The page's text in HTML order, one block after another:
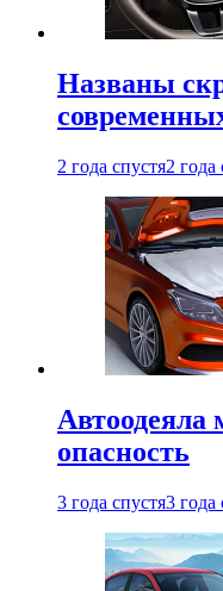
Названы
2 года спустя2 года
Автоодеяла
опасность
3 года спустя3 года